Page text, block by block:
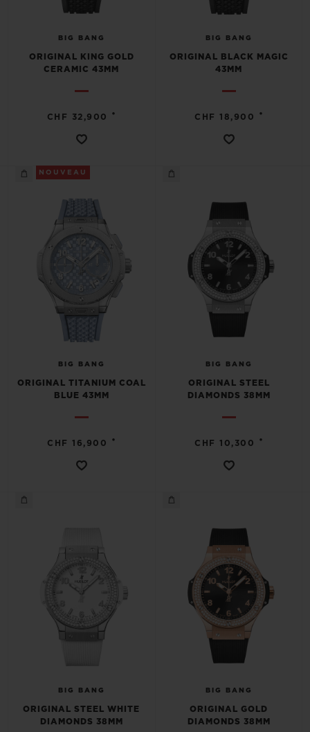
BIG BANG
ORIGINAL KING GOLD
CERAMIC 43MM
CHF 32,900 •
BIG BANG
ORIGINAL BLACK MAGIC
43MM
CHF 18,900 •
NOUVEAU
BIG BANG
ORIGINAL TITANIUM COAL
BLUE 43MM
CHF 16,900 •
BIG BANG
ORIGINAL STEEL
DIAMONDS 38MM
CHF 10,300 •
BIG BANG
ORIGINAL STEEL WHITE
DIAMONDS 38MM
BIG BANG
ORIGINAL GOLD
DIAMONDS 38MM